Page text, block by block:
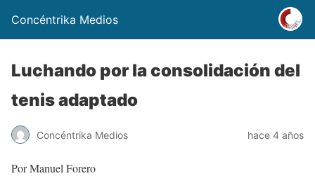
Concéntrika Medios
Luchando por la consolidación del
tenis adaptado
Concéntrika Medios hace 4 años
Por Manuel Forero